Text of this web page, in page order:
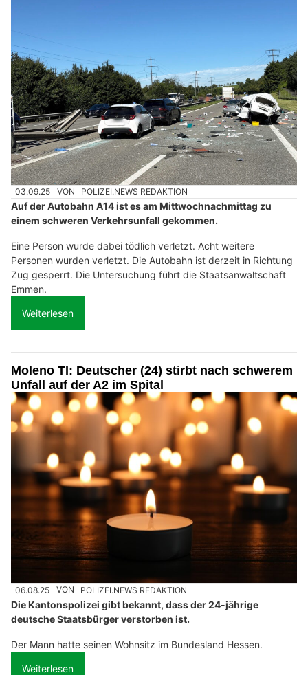
03.09.25 VON POLIZEI.NEWS REDAKTION
Auf der Autobahn A14 ist es am Mittwochnachmittag zu
einem schweren Verkehrsunfall gekommen.
Eine Person wurde dabei tödlich verletzt. Acht weitere
Personen wurden verletzt. Die Autobahn ist derzeit in Richtung
Zug gesperrt. Die Untersuchung führt die Staatsanwaltschaft
Emmen.
Weiterlesen
Moleno TI: Deutscher (24) stirbt nach schwerem
Unfall auf der A2 im Spital
06.08.25 VON POLIZEI.NEWS REDAKTION
Die Kantonspolizei gibt bekannt, dass der 24-jährige
deutsche Staatsbürger verstorben ist.
Der Mann hatte seinen Wohnsitz im Bundesland Hessen.
Weiterlesen